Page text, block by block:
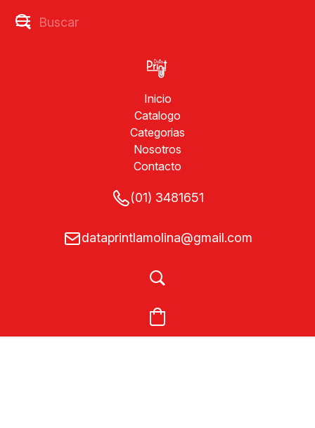
Inicio
Catalogo
Categorias
Nosotros
Contacto
(01) 3481651
dataprintlamolina@gmail.com